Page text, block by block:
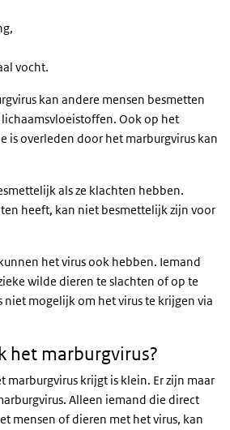
vocht.
kan andere mensen besmetten
Ook op het
is overleden door het marburgvirus kan
als ze klachten hebben.
heeft, kan niet besmettelijk zijn voor
het virus ook hebben. Iemand
wilde dieren te slachten of op te
niet mogelijk om het virus te krijgen via
het marburgvirus?
marburgvirus krijgt is klein. Er zijn maar
Alleen iemand die direct
mensen of dieren met het virus, kan